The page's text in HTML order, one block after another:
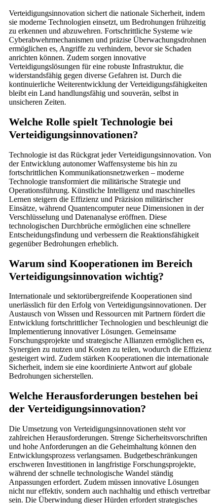
Verteidigungsinnovation sichert die nationale Sicherheit, indem
sie moderne Technologien einsetzt, um Bedrohungen frühzeitig
zu erkennen und abzuwehren. Fortschrittliche Systeme wie
Cyberabwehrmechanismen und präzise Überwachungsdrohnen
ermöglichen es, Angriffe zu verhindern, bevor sie Schaden
anrichten können. Zudem sorgen innovative
Verteidigungslösungen für eine robuste Infrastruktur, die
widerstandsfähig gegen diverse Gefahren ist. Durch die
kontinuierliche Weiterentwicklung der Verteidigungsfähigkeiten
bleibt ein Land handlungsfähig und souverän, selbst in
unsicheren Zeiten.
Welche Rolle spielt Technologie bei
Verteidigungsinnovationen?
Technologie ist das Rückgrat jeder Verteidigungsinnovation. Von
der Entwicklung autonomer Waffensysteme bis hin zu
fortschrittlichen Kommunikationsnetzwerken – moderne
Technologie transformiert die militärische Strategie und
Operationsführung. Künstliche Intelligenz und maschinelles
Lernen steigern die Effizienz und Präzision militärischer
Einsätze, während Quantencomputer neue Dimensionen in der
Verschlüsselung und Datenanalyse eröffnen. Diese
technologischen Durchbrüche ermöglichen eine schnellere
Entscheidungsfindung und verbessern die Reaktionsfähigkeit
gegenüber Bedrohungen erheblich.
Warum sind Kooperationen im Bereich
Verteidigungsinnovation wichtig?
Internationale und sektorübergreifende Kooperationen sind
unerlässlich für den Erfolg von Verteidigungsinnovationen. Der
Austausch von Wissen und Ressourcen mit Partnern fördert die
Entwicklung fortschrittlicher Technologien und beschleunigt die
Implementierung innovativer Lösungen. Gemeinsame
Forschungsprojekte und strategische Allianzen ermöglichen es,
Synergien zu nutzen und Kosten zu teilen, wodurch die Effizienz
gesteigert wird. Zudem stärken Kooperationen die internationale
Sicherheit, indem sie eine koordinierte Antwort auf globale
Bedrohungen sicherstellen.
Welche Herausforderungen bestehen bei
der Verteidigungsinnovation?
Die Umsetzung von Verteidigungsinnovationen steht vor
zahlreichen Herausforderungen. Strenge Sicherheitsvorschriften
und hohe Anforderungen an die Geheimhaltung können den
Entwicklungsprozess verlangsamen. Budgetbeschränkungen
erschweren Investitionen in langfristige Forschungsprojekte,
während der schnelle technologische Wandel ständig
Anpassungen erfordert. Zudem müssen innovative Lösungen
nicht nur effektiv, sondern auch nachhaltig und ethisch vertretbar
sein. Die Überwindung dieser Hürden erfordert strategisches